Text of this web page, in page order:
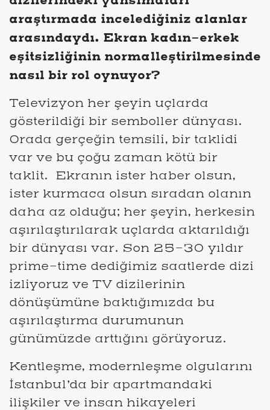
araştırmada incelediğiniz alanlar
arasındaydı. Ekran kadın-erkek
eşitsizliğinin normalleştirilmesinde
nasıl bir rol oynuyor?
Televizyon her şeyin uçlarda
gösterildiği bir semboller dünyası.
Orada gerçeğin temsili, bir taklidi
var ve bu çoğu zaman kötü bir
taklit. Ekranın ister haber olsun,
ister kurmaca olsun sıradan olanın
daha az olduğu; her şeyin, herkesin
aşırılaştırılarak uçlarda aktarıldığı
bir dünyası var. Son 25-30 yıldır
prime-time dediğimiz saatlerde dizi
izliyoruz ve TV dizilerinin
dönüşümüne baktığımızda bu
aşırılaştırma durumunun
günümüzde arttığını görüyoruz.
Kentleşme, modernleşme olgularını
İstanbul’da bir apartmandaki
ilişkiler ve insan hikayeleri